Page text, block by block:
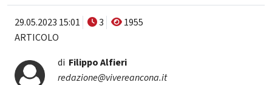
29.05.2023 15:01 3
1955
ARTICOLO
di Filippo Alfieri
redazione@vivereancona.it